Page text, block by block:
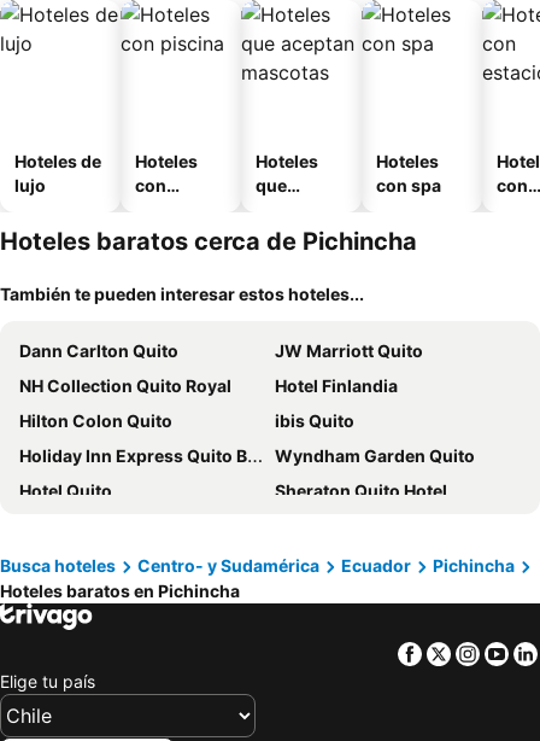
Hoteles de
lujo
Hoteles
con
Hoteles
que
mascotas
Hoteles
con spa
con
Hoteles baratos cerca de Pichincha
También te pueden interesar estos hoteles...
Dann Carlton Quito
JW Marriott Quito
NH Collection Quito Royal
Hotel Finlandia
Hilton Colon Quito
ibis Quito
Holiday Inn Express Quito By Ihg
Wyndham Garden Quito
Hotel Quito
Sheraton Quito Hotel
Le Parc
Hampton By Hilton Quito La Carolina Park
Embassy
Hotel Colonial San Agustin
Swissotel Quito
Friends Hotel & Rooftop
Busca hoteles Centro- y Sudamérica Ecuador
Pichincha
Hoteles baratos en Pichincha
Facebook
Twitter
Elige tu país